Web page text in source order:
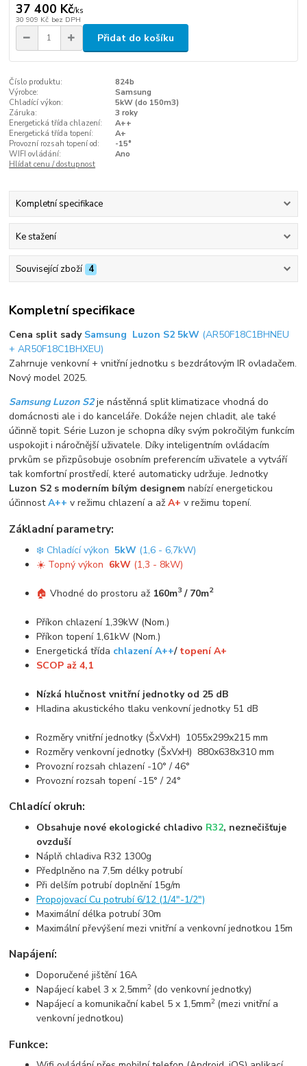
37 400 Kč/ks
30 909 Kč bez DPH
Přidat do košíku
Číslo produktu:
824b
Výrobce:
Samsung
Chladící výkon:
5kW (do 150m3)
Záruka:
3 roky
Energetická třída chlazení:
A++
Energetická třída topení:
A+
Provozní rozsah topení od:
-15°
WIFI ovládání:
Ano
Hlídat cenu / dostupnost
Kompletní specifikace
Ke stažení
Související zboží 4
Kompletní specifikace
Cena split sady Samsung Luzon S2 5kW (AR50F18C1BHNEU
+ AR50F18C1BHXEU)
Zahrnuje venkovní + vnitřní jednotku s bezdrátovým IR ovladačem.
Nový model 2025.
Samsung Luzon S2je nástěnná split klimatizace vhodná do
domácnosti ale i do kanceláře. Dokáže nejen chladit, ale také
účinně topit. Série Luzon je schopna díky svým pokročilým funkcím
uspokojit i náročnější uživatele. Díky inteligentním ovládacím
prvkům se přizpůsobuje osobním preferencím uživatele a vytváří
tak komfortní prostředí, které automaticky udržuje. Jednotky
Luzon S2 s moderním bílým designem nabízí energetickou
účinnostA++ v režimu chlazení a ažA+ v režimu topení.
Základní parametry:
❄️ Chladící výkon 5kW (1,6 - 6,7kW)
☀️ Topný výkon 6kW (1,3 - 8kW)
🏠Vhodné do prostoru až 160m3 / 70m2
Příkon chlazení 1,39kW (Nom.)
Příkon topení 1,61kW (Nom.)
Energetická třída chlazení A++/ topení A+
SCOP až 4,1
Nízká hlučnost vnitřní jednotky od 25 dB
Hladina akustického tlaku venkovní jednotky 51 dB
Rozměry vnitřní jednotky (ŠxVxH) 1055x299x215 mm
Rozměry venkovní jednotky (ŠxVxH) 880x638x310 mm
Provozní rozsah chlazení -10° / 46°
Provozní rozsah topení -15° / 24°
Chladící okruh:
Obsahuje nové ekologické chladivo R32, neznečišťuje
ovzduší
Náplň chladiva R32 1300g
Předplněno na 7,5m délky potrubí
Při delším potrubí doplnění 15g/m
Propojovací Cu potrubí 6/12 (1/4"-1/2")
Maximální délka potrubí 30m
Maximální převýšení mezi vnitřní a venkovní jednotkou 15m
Napájení:
Doporučené jištění 16A
Napájecí kabel 3 x 2,5mm2 (do venkovní jednotky)
Napájecí a komunikační kabel 5 x 1,5mm2 (mezi vnitřní a
venkovní jednotkou)
Funkce: